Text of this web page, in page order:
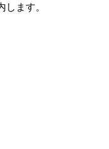
ます。